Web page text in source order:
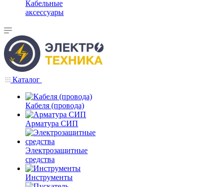
Кабельные
аксессуары
Каталог
Кабеля (провода)
Арматура СИП
Электрозащитные
средства
Инструменты